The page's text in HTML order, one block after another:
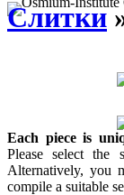
Слитки
Each piece is
Please select the
Alternatively, you
compile a suitable